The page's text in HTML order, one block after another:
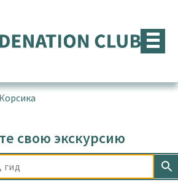
Корсика
свою экскурсию